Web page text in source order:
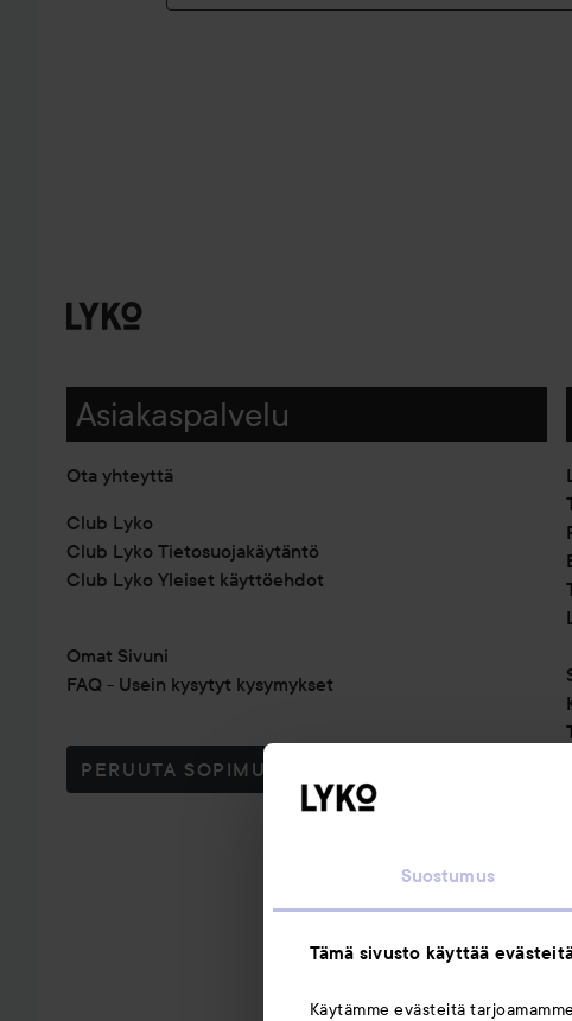
Suostumus
Tämä sivusto käyttää
Käytämme evästeitä
Asiakaspalvelu
Ota yhteyttä
Club Lyko
Club Lyko Tietosuojakäytäntö
Club Lyko Yleiset käyttöehdot
Omat Sivuni
FAQ - Usein kysytyt kysymykset
PERUUTA SOPIMUS TÄSTÄ